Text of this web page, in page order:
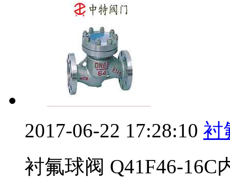
2017-06-22 17:28:10 衬
衬氟球阀 Q41F46-